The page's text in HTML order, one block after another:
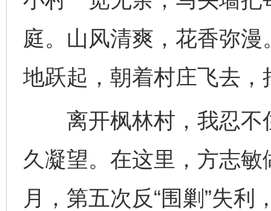
庭。山风清爽，花香弥
地跃起，朝着村庄飞去
离开枫林村，我忍不
久凝望。在这里，方志
月，第五次反“围剿”失